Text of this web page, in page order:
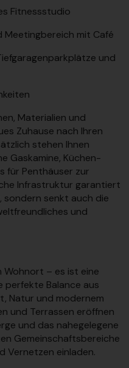
Fitnessstudio
Meetingbereich mit Café
und
Materialien und
Zuhause nach Ihren
stehen Ihnen
Gaskamine, Küchen-
für Penthäuser zur
Infrastruktur garantiert
sondern senkt auch die
und
Wohnort – es ist eine
perfekte Balance aus
Natur und modernem
und Terrassen eröffnen
und das nahegelegene
Gemeinschaftsbereiche
Vernetzen einladen.